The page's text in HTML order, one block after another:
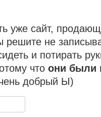
уже сайт,
решите не
и потирать
что они были
добрый Ы)